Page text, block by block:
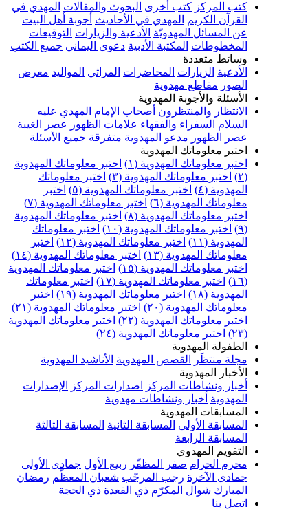
كتب أخرى البحوث والمقالات المهدي في
المهدي في الأحاديث أجوبة أهل البيت
المسائل المهدويّة الأدعية والزيارات التوقيعات
المكتبة الأدبية دعوى اليماني جميع الكتب
متعددة
الزيارات المحاضرات المراثي المواليد معرض
مقاطع مهدوية
والأجوبة المهدوية
والمنتظرون أصحاب الإمام المهدي عليه
السفراء والفقهاء علامات الظهور عصر الغيبة
مدعو المهدوية متفرقة جميع الأسئلة
معلوماتك المهدوية
معلوماتك المهدوية (١)
اختبر معلوماتك المهدوية
اختبر معلوماتك المهدوية (٣)
اختبر معلوماتك
اختبر معلوماتك المهدوية (٥)
اختبر
المهدوية (٦)
اختبر معلوماتك المهدوية (٧)
معلوماتك المهدوية (٨)
اختبر معلوماتك المهدوية
اختبر معلوماتك المهدوية (١٠)
اختبر معلوماتك
اختبر معلوماتك المهدوية (١٢)
اختبر
المهدوية (١٣)
اختبر معلوماتك المهدوية (١٤)
معلوماتك المهدوية (١٥)
اختبر معلوماتك المهدوية
اختبر معلوماتك المهدوية (١٧)
اختبر معلوماتك
اختبر معلوماتك المهدوية (١٩)
اختبر
المهدوية (٢٠)
اختبر معلوماتك المهدوية (٢١)
معلوماتك المهدوية (٢٢)
اختبر معلوماتك المهدوية
اختبر معلوماتك المهدوية (٢٤)
المهدوية
منتظَر
القصص المهدوية الأناشيد المهدوية
المهدوية
ونشاطات المركز اصدارات المركز الإصدارات
أخبار ونشاطات مهدوية
المهدوية
الأولى المسابقة الثانية المسابقة الثالثة
الرابعة
المهدوي
الحرام
صفر المظفّر ربيع الأول جمادى الأولى
رجب المرجّب شعبان المعظّم رمضان
شوال المكرّم ذي القعدة ذي الحجة